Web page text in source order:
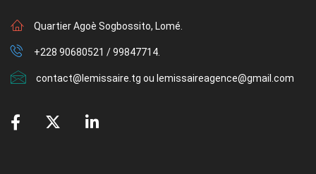
Quartier Agoè Sogbossito, Lomé.
+228 90680521 / 99847714.
contact@lemissaire.tg ou lemissaireagence@gmail.com